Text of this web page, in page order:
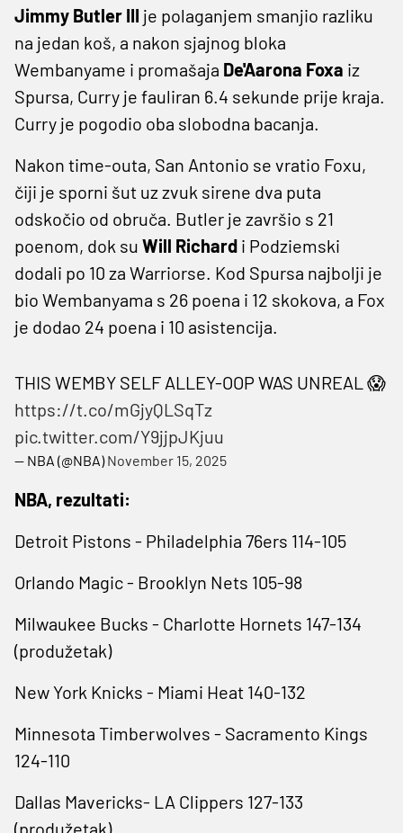
Jimmy Butler III je polaganjem smanjio razliku
na jedan koš, a nakon sjajnog bloka
Wembanyame i promašaja De'Aarona Foxa iz
Spursa, Curry je fauliran 6.4 sekunde prije kraja.
Curry je pogodio oba slobodna bacanja.
Nakon time-outa, San Antonio se vratio Foxu,
čiji je sporni šut uz zvuk sirene dva puta
odskočio od obruča. Butler je završio s 21
poenom, dok su Will Richard i Podziemski
dodali po 10 za Warriorse. Kod Spursa najbolji je
bio Wembanyama s 26 poena i 12 skokova, a Fox
je dodao 24 poena i 10 asistencija.
THIS WEMBY SELF ALLEY-OOP WAS UNREAL 😱
https://t.co/mGjyQLSqTz
pic.twitter.com/Y9jjpJKjuu
— NBA (@NBA)November 15, 2025
NBA, rezultati:
Detroit Pistons - Philadelphia 76ers 114-105
Orlando Magic - Brooklyn Nets 105-98
Milwaukee Bucks - Charlotte Hornets 147-134
(produžetak)
New York Knicks - Miami Heat 140-132
Minnesota Timberwolves - Sacramento Kings
124-110
Dallas Mavericks- LA Clippers 127-133
(produžetak)